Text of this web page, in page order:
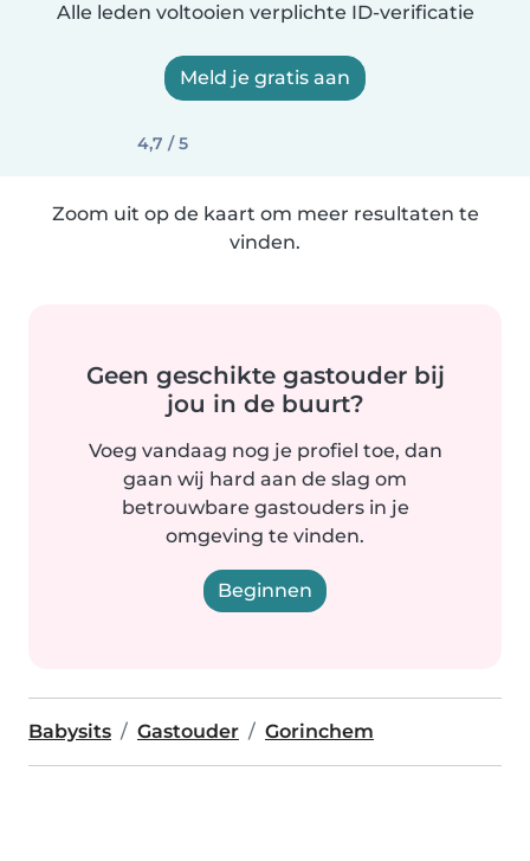
Alle leden voltooien verplichte ID-verificatie
Meld je gratis aan
4,7 / 5
Zoom uit op de kaart om meer resultaten te
vinden.
Geen geschikte gastouder bij
jou in de buurt?
Voeg vandaag nog je profiel toe, dan
gaan wij hard aan de slag om
betrouwbare gastouders in je
omgeving te vinden.
Beginnen
Babysits Gastouder Gorinchem